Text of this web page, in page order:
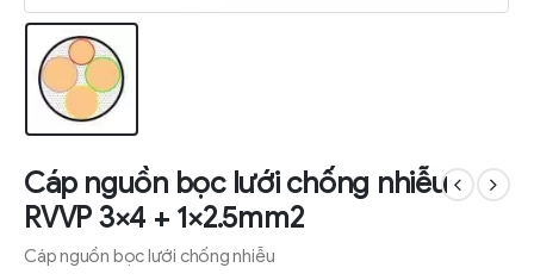
Cáp nguồn bọc lưới chống nhiễu
RVVP 3×4 + 1×2.5mm2
Cáp nguồn bọc lưới chống nhiễu